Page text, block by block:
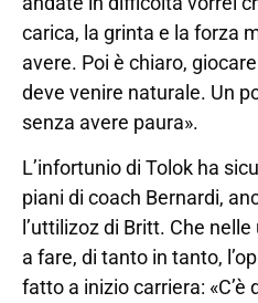
carica, la grinta e la forza
avere. Poi è chiaro,
deve venire naturale. Un
senza avere paura».
L’infortunio di Tolok ha
piani di coach Bernardi,
l’uttilizoz di Britt. Che
a fare, di tanto in tanto,
fatto a inizio carriera: «C’è